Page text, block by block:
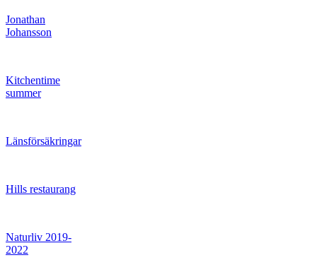
Jonathan
Johansson
Kitchentime
summer
Länsförsäkringar
Hills restaurang
Naturliv 2019-
2022